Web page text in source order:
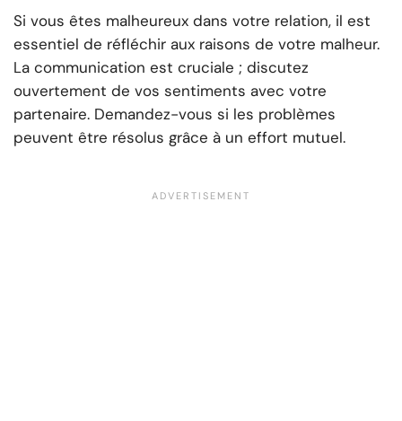
Si vous êtes malheureux dans votre relation, il est
essentiel de réfléchir aux raisons de votre malheur.
La communication est cruciale ; discutez
ouvertement de vos sentiments avec votre
partenaire. Demandez-vous si les problèmes
peuvent être résolus grâce à un effort mutuel.